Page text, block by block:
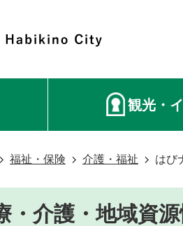
観光・
福祉・保険 介護・福祉 はび
介護・地域資源